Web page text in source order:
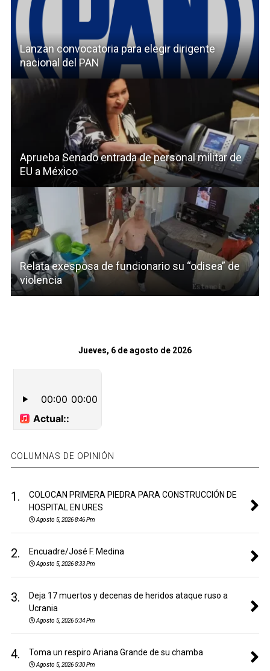
Lanzan convocatoria para elegir dirigente
nacional del PAN
Aprueba Senado entrada de personal militar de
EU a México
Relata exesposa de funcionario su “odisea” de
violencia
Jueves, 6 de agosto de 2026
COLUMNAS DE OPINIÓN
1.
COLOCAN PRIMERA PIEDRA PARA CONSTRUCCIÓN DE
HOSPITAL EN URES
Agosto 5, 2026 8:46 Pm
2. Encuadre/José F. Medina
Agosto 5, 2026 8:33 Pm
3.
Deja 17 muertos y decenas de heridos ataque ruso a
Ucrania
Agosto 5, 2026 5:34 Pm
4. Toma un respiro Ariana Grande de su chamba
Agosto 5, 2026 5:30 Pm